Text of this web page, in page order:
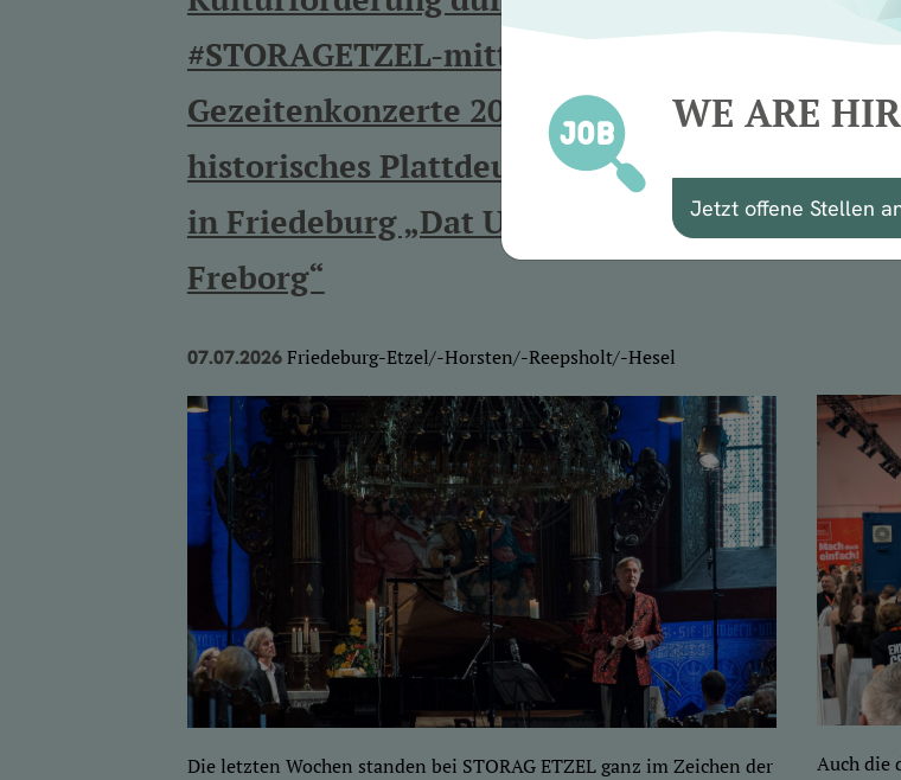
#STORAGETZEL-mittendrin: Zwei
Gezeitenkonzerte 2026 und
historisches Plattdeutsch-Schauspiel
in Friedeburg „Dat Unglück van
Freborg“
07.07.2026Friedeburg-Etzel/-Horsten/-Reepsholt/-Hesel
Die letzten Wochen standen bei STORAG ETZEL ganz im Zeichen der
mit
Auch die
WE ARE
Jetzt offene Stellen